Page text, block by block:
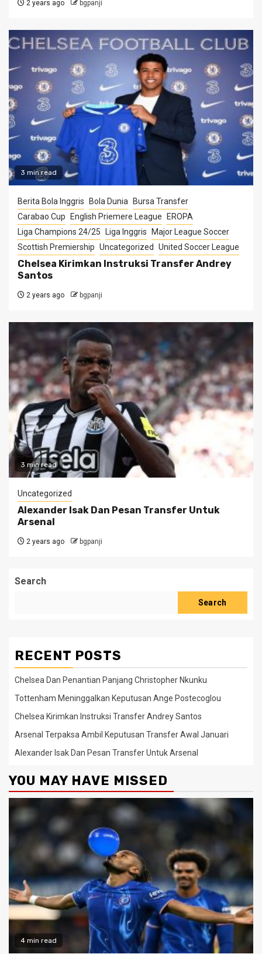
2 years ago bgpanji
3 min read
Berita Bola Inggris Bola Dunia
Bursa Transfer
Carabao Cup
English Priemere League
EROPA
Liga Champions 24/25
Liga Inggris
Major League Soccer
Scottish Premiership Uncategorized United Soccer League
Chelsea Kirimkan Instruksi Transfer Andrey
Santos
2 years ago bgpanji
3 min read
Uncategorized
Alexander Isak Dan Pesan Transfer Untuk
Arsenal
2 years ago bgpanji
Search
Search
RECENT POSTS
Chelsea Dan Penantian Panjang Christopher Nkunku
Tottenham Meninggalkan Keputusan Ange Postecoglou
Chelsea Kirimkan Instruksi Transfer Andrey Santos
Arsenal Terpaksa Ambil Keputusan Transfer Awal Januari
Alexander Isak Dan Pesan Transfer Untuk Arsenal
YOU MAY HAVE MISSED
4 min read